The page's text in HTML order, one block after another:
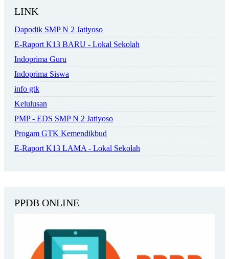
LINK
Dapodik SMP N 2 Jatiyoso
E-Raport K13 BARU - Lokal Sekolah
Indoprima Guru
Indoprima Siswa
info gtk
Kelulusan
PMP - EDS SMP N 2 Jatiyoso
Progam GTK Kemendikbud
E-Raport K13 LAMA - Lokal Sekolah
PPDB ONLINE